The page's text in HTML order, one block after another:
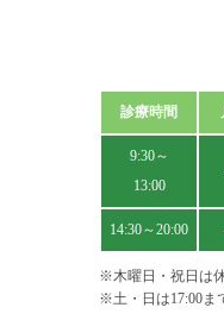
診療時間
9:30～
13:00
14:30～20:00
※木曜日・祝日は
※土・日は17:00ま